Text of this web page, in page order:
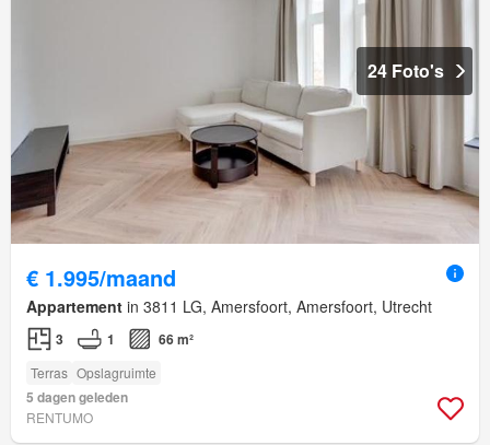
24 Foto's
€ 1.995/maand
Appartement in 3811 LG, Amersfoort, Amersfoort, Utrecht
3 1 66 m²
Terras Opslagruimte
5 dagen geleden
RENTUMO